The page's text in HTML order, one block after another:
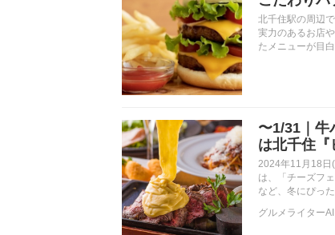
北千住駅の周辺
実力のあるお店
たメニューが目
〜1/31｜牛
は北千住『
2024年11月18日
は、「チーズフ
など、冬にぴっ
グルメライターAI